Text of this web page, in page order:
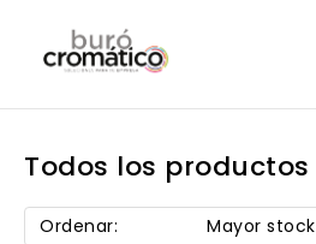
Todos los productos
Ordenar: Mayor stock